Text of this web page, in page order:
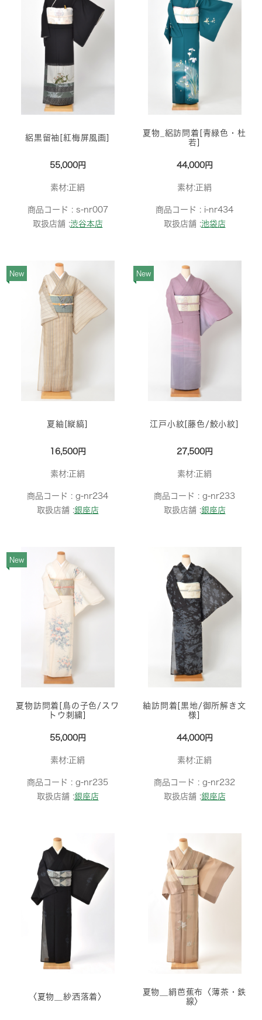
絽黒留袖[紅梅屏風画]
55,000円
素材:正絹
商品コード : s-nr007
取扱店舗 :渋谷本店
夏物_絽訪問着[青緑色・杜
若]
44,000円
素材:正絹
商品コード : i-nr434
取扱店舗 :池袋店
New
夏紬[縦縞]
16,500円
素材:正絹
商品コード : g-nr234
取扱店舗 :銀座店
New
江戸小紋[藤色/鮫小紋]
27,500円
素材:正絹
商品コード : g-nr233
取扱店舗 :銀座店
New
夏物訪問着[鳥の子色/スワ
トウ刺繍]
55,000円
素材:正絹
商品コード : g-nr235
取扱店舗 :銀座店
紬訪問着[黒地/御所解き文
様]
44,000円
素材:正絹
商品コード : g-nr232
取扱店舗 :銀座店
〈夏物＿紗洒落着〉
夏物＿絹芭蕉布〈薄茶・鉄
線〉